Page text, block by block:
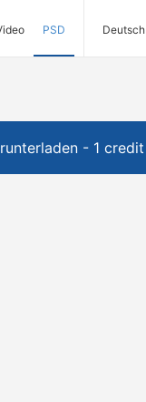
PSD Deutsch
- 1 credit